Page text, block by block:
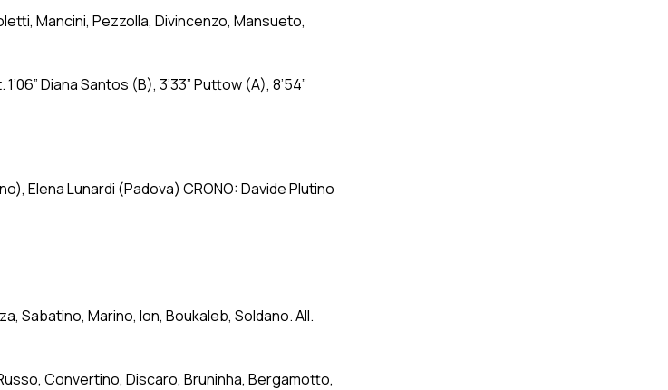
Mancini, Pezzolla, Divincenzo, Mansueto,
Diana Santos (B), 3’33” Puttow (A), 8’54”
Elena Lunardi (Padova) CRONO: Davide Plutino
Sabatino, Marino, Ion, Boukaleb, Soldano. All.
Convertino, Discaro, Bruninha, Bergamotto,